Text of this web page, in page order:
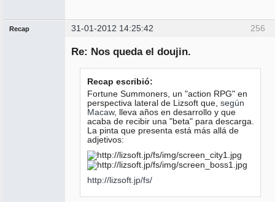
256
Recap 31-01-2012 14:25:42
Re: Nos queda el doujin.
Recap escribió:
Fortune Summoners, un "action RPG" en
perspectiva lateral de Lizsoft que, según
Macaw, lleva años en desarrollo y que
acaba de recibir una "beta" para descarga.
La pinta que presenta está más allá de
adjetivos:
http://lizsoft.jp/fs/